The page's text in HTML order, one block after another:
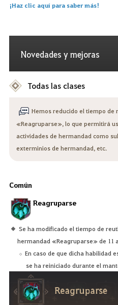
¡Haz clic aquí para saber más!
Novedades y mejoras
Todas las clases
Hemos reducido el tiempo de
«Reagruparse», lo que permitirá
actividades de hermandad como
exterminios de hermandad, etc.
Común
Reagruparse
Se ha modificado el tiempo de
hermandad «Reagruparse» de 11
En caso de que dicha habilidad
se ha reiniciado durante el